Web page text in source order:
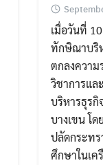
เมื่อวันที่
ทักษิณาบริ
ตกลงความ
วิชาการแ
บริหารธุรกิ
บางเขน โ
ปลัดกระท
ศึกษาในเค